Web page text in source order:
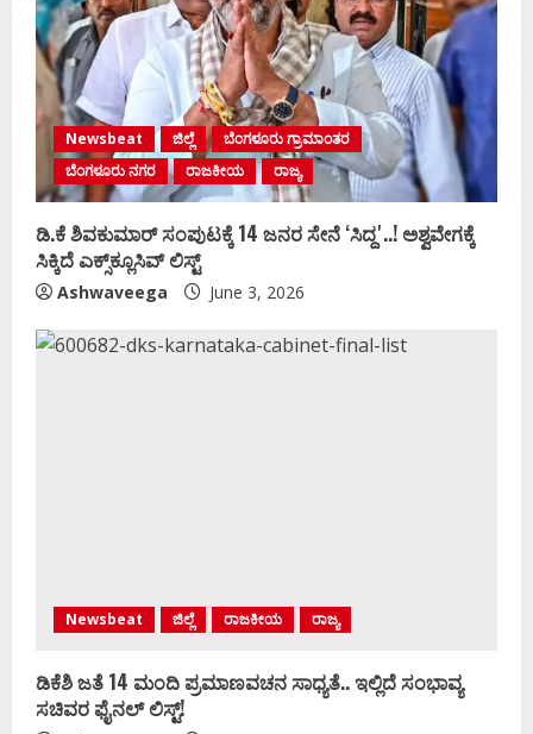
Newsbeat ಜಿಲ್ಲೆ
ಬೆಂಗಳೂರು ಗ್ರಾಮಾಂತರ
ಬೆಂಗಳೂರು ನಗರ
ರಾಜಕೀಯ ರಾಜ್ಯ
ಡಿ.ಕೆ ಶಿವಕುಮಾರ್‌ ಸಂಪುಟಕ್ಕೆ 14 ಜನರ ಸೇನೆ ʻಸಿದ್ದʼ..! ಅಶ್ವವೇಗಕ್ಕೆ
ಸಿಕ್ಕಿದೆ ಎಕ್ಸ್‌ಕ್ಲೂಸಿವ್‌ ಲಿಸ್ಟ್‌
Ashwaveega June 3, 2026
Newsbeat ಜಿಲ್ಲೆ ರಾಜಕೀಯ ರಾಜ್ಯ
ಡಿಕೆಶಿ ಜತೆ 14 ಮಂದಿ ಪ್ರಮಾಣವಚನ ಸಾಧ್ಯತೆ.. ಇಲ್ಲಿದೆ ಸಂಭಾವ್ಯ
ಸಚಿವರ ಫೈನಲ್ ಲಿಸ್ಟ್‌!